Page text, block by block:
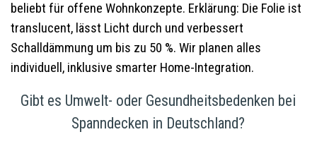
beliebt für offene Wohnkonzepte. Erklärung: Die Folie ist
translucent, lässt Licht durch und verbessert
Schalldämmung um bis zu 50 %. Wir planen alles
individuell, inklusive smarter Home-Integration.
Gibt es Umwelt- oder Gesundheitsbedenken bei
Spanndecken in Deutschland?